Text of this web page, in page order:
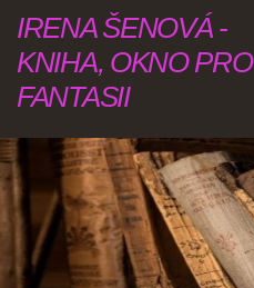
IRENA ŠENOVÁ -
KNIHA, OKNO PRO
FANTASII